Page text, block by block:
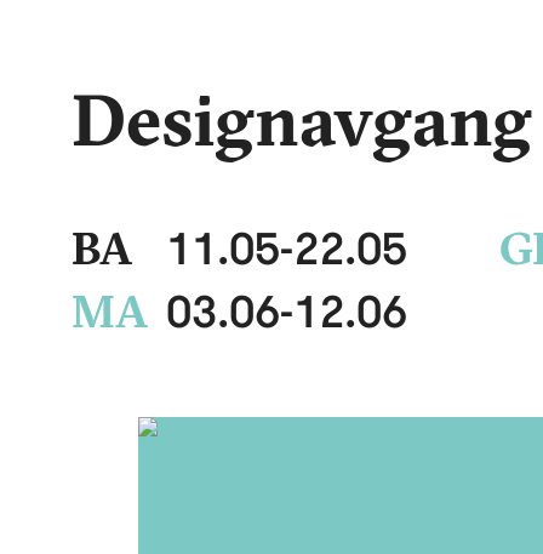
BA 11.05-22.05
MA 03.06-12.06